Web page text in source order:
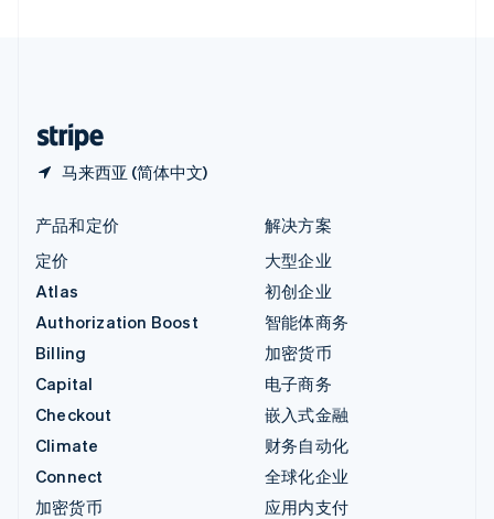
马来西亚 (简体中文)
产品和定价
定价
Atlas
Authorization Boost
Billing
Capital
Checkout
Climate
Connect
加密货币
解决方案
大型企业
初创企业
智能体商务
加密货币
电子商务
嵌入式金融
财务自动化
全球化企业
应用内支付